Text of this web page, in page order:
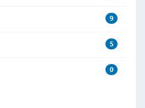
9
5
0